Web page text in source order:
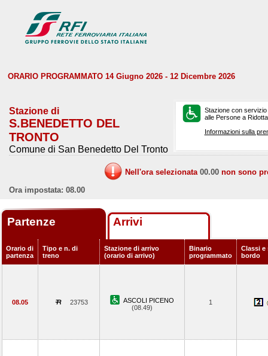
ORARIO PROGRAMMATO 14 Giugno 2026 - 12 Dicembre 2026
Stazione di
S.BENEDETTO DEL
TRONTO
Comune di San Benedetto Del Tronto
Stazione con
alle Persone a
Informazioni sulla
Nell'ora selezionata 00.00 non sono
Ora impostata: 08.00
Partenze Arrivi
Orario di
partenza
Tipo e n. di
treno
Stazione di arrivo
(orario di arrivo)
Binario
programmato
Classi e
bordo
08.05 23753
ASCOLI PICENO
(08.49)
1